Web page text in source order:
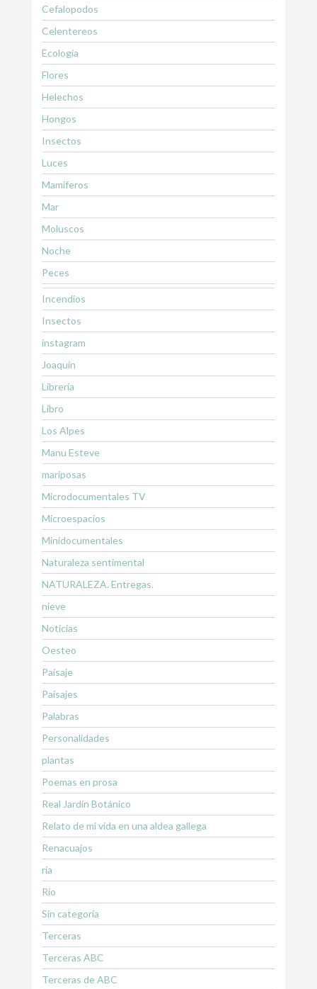
Cefalopodos
Celentereos
Ecología
Flores
Helechos
Hongos
Insectos
Luces
Mamiferos
Mar
Moluscos
Noche
Peces
Incendios
Insectos
instagram
Joaquín
Librería
Libro
Los Alpes
Manu Esteve
mariposas
Microdocumentales TV
Microespacios
Minidocumentales
Naturaleza sentimental
NATURALEZA. Entregas.
nieve
Noticias
Oesteo
Paisaje
Paisajes
Palabras
Personalidades
plantas
Poemas en prosa
Real Jardín Botánico
Relato de mi vida en una aldea gallega
Renacuajos
ría
Río
Sin categoría
Terceras
Terceras ABC
Terceras de ABC